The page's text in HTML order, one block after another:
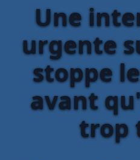
Une
urgente
stoppe
avant
trop